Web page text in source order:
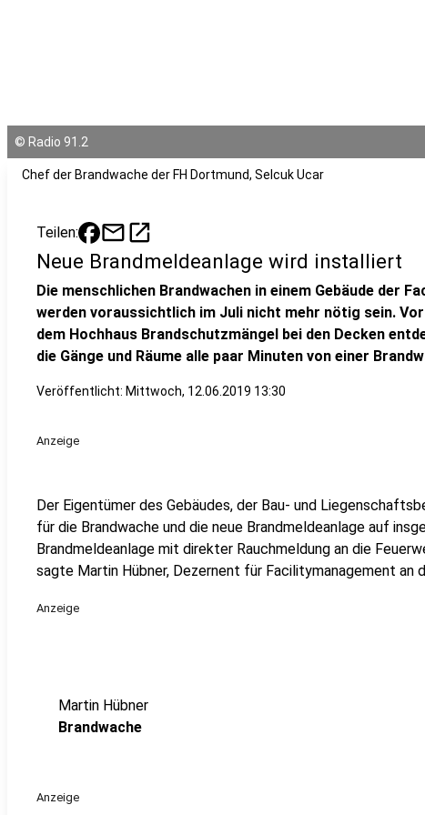
© Radio 91.2
Chef der Brandwache der FH Dortmund, Selcuk Ucar
Teilen: mailopen_in_new
Neue Brandmeldeanlage wird installiert
Die menschlichen Brandwachen in einem Gebäude der
werden voraussichtlich im Juli nicht mehr nötig sein.
dem Hochhaus Brandschutzmängel bei den Decken
die Gänge und Räume alle paar Minuten von einer
Veröffentlicht: Mittwoch, 12.06.2019 13:30
Anzeige
Der Eigentümer des Gebäudes, der Bau- und
für die Brandwache und die neue Brandmeldeanlage auf
Brandmeldeanlage mit direkter Rauchmeldung an die
sagte Martin Hübner, Dezernent für Facilitymanagement an
Anzeige
Martin Hübner
Brandwache
Anzeige